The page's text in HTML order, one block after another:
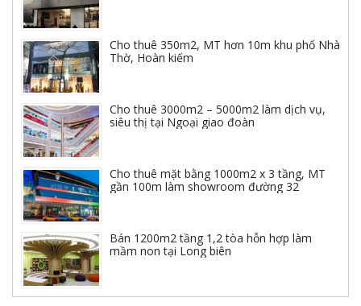
Cho thuê 350m2, MT hơn 10m khu phố Nhà
Thờ, Hoàn kiếm
Cho thuê 3000m2 – 5000m2 làm dịch vụ,
siêu thị tại Ngoại giao đoàn
Cho thuê mặt bằng 1000m2 x 3 tầng, MT
gần 100m làm showroom đường 32
Bán 1200m2 tầng 1,2 tòa hỗn hợp làm
mầm non tại Long biên